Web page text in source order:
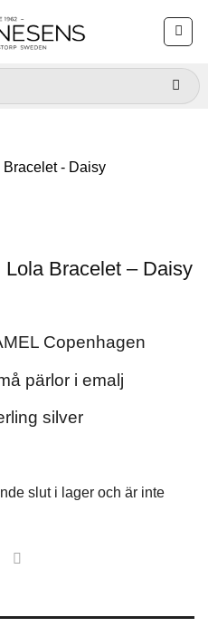
Bracelet – Daisy
Copenhagen
pärlor i emalj
silver
slut i lager och är inte